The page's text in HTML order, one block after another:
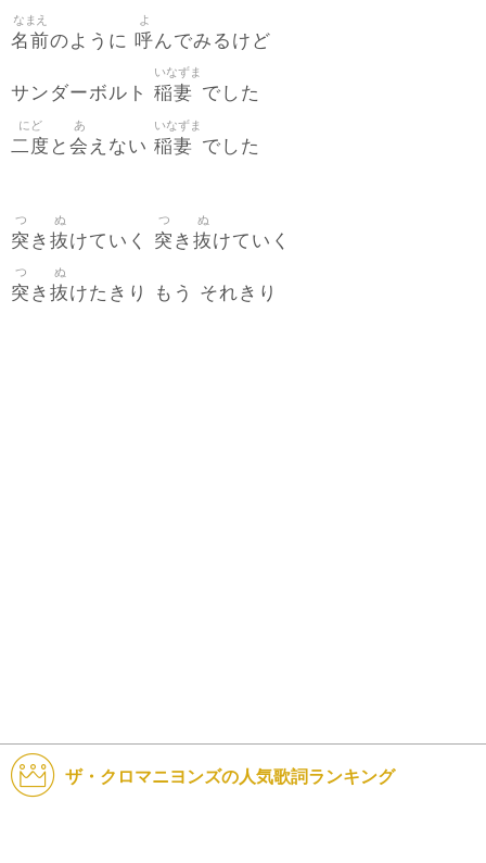
名前
なまえ
のように 呼
よ
んでみるけど
サンダーボルト 稲妻
いなずま
でした
二度
にど
と 会
あ
えない 稲妻
いなずま
でした
突
つ
き 抜
ぬ
けていく 突
つ
き 抜
ぬ
けていく
突
つ
き 抜
ぬ
けたきり もう それきり
ザ・クロマニヨンズの人気歌詞ランキング